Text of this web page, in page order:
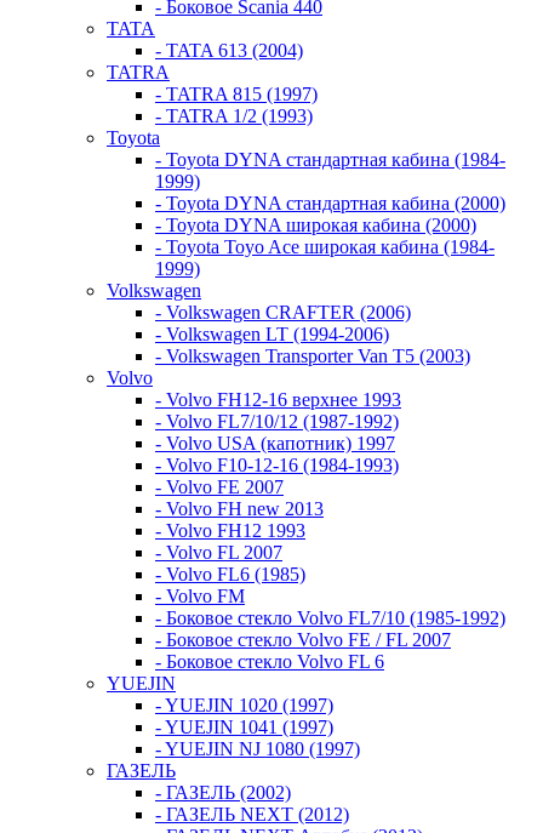
- Боковое Scania 440
TATA
- TATA 613 (2004)
TATRA
- TATRA 815 (1997)
- TATRA 1/2 (1993)
Toyota
- Toyota DYNA стандартная кабина (1984-
1999)
- Toyota DYNA стандартная кабина (2000)
- Toyota DYNA широкая кабина (2000)
- Toyota Toyo Ace широкая кабина (1984-
1999)
Volkswagen
- Volkswagen CRAFTER (2006)
- Volkswagen LT (1994-2006)
- Volkswagen Transporter Van T5 (2003)
Volvo
- Volvo FH12-16 верхнее 1993
- Volvo FL7/10/12 (1987-1992)
- Volvo USA (капотник) 1997
- Volvo F10-12-16 (1984-1993)
- Volvo FE 2007
- Volvo FH new 2013
- Volvo FH12 1993
- Volvo FL 2007
- Volvo FL6 (1985)
- Volvo FM
- Боковое стекло Volvo FL7/10 (1985-1992)
- Боковое стекло Volvo FE / FL 2007
- Боковое стекло Volvo FL 6
YUEJIN
- YUEJIN 1020 (1997)
- YUEJIN 1041 (1997)
- YUEJIN NJ 1080 (1997)
ГАЗЕЛЬ
- ГАЗЕЛЬ (2002)
- ГАЗЕЛЬ NEXT (2012)